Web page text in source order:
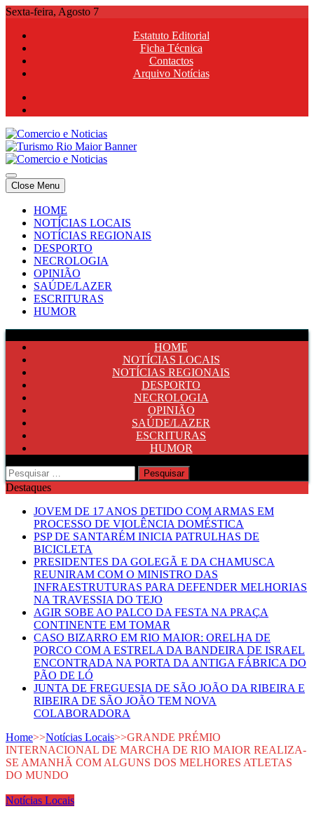
Skip
content
Sexta-feira, Agosto 7
Estatuto Editorial
Ficha Técnica
Contactos
Arquivo Notícias
Comercio e Noticias
Notícias e Publicidade Online
Comercio e Noticias
Notícias e Publicidade Online
Close Menu
HOME
NOTÍCIAS LOCAIS
NOTÍCIAS REGIONAIS
DESPORTO
NECROLOGIA
OPINIÃO
SAÚDE/LAZER
ESCRITURAS
HUMOR
HOME
NOTÍCIAS LOCAIS
NOTÍCIAS REGIONAIS
DESPORTO
NECROLOGIA
OPINIÃO
SAÚDE/LAZER
ESCRITURAS
HUMOR
Pesquisar
por:
Destaques
JOVEM DE 17 ANOS DETIDO COM ARMAS EM
PROCESSO DE VIOLÊNCIA DOMÉSTICA
PSP DE SANTARÉM INICIA PATRULHAS DE
BICICLETA
PRESIDENTES DA GOLEGÃ E DA CHAMUSCA
REUNIRAM COM O MINISTRO DAS
INFRAESTRUTURAS PARA DEFENDER MELHORIAS
NA TRAVESSIA DO TEJO
AGIR SOBE AO PALCO DA FESTA NA PRAÇA
CONTINENTE EM TOMAR
CASO BIZARRO EM RIO MAIOR: ORELHA DE
PORCO COM A ESTRELA DA BANDEIRA DE ISRAEL
ENCONTRADA NA PORTA DA ANTIGA FÁBRICA DO
PÃO DE LÓ
JUNTA DE FREGUESIA DE SÃO JOÃO DA RIBEIRA E
RIBEIRA DE SÃO JOÃO TEM NOVA
COLABORADORA
Home>>Notícias Locais>>GRANDE PRÉMIO
INTERNACIONAL DE MARCHA DE RIO MAIOR REALIZA-
SE AMANHÃ COM ALGUNS DOS MELHORES ATLETAS
DO MUNDO
Notícias Locais